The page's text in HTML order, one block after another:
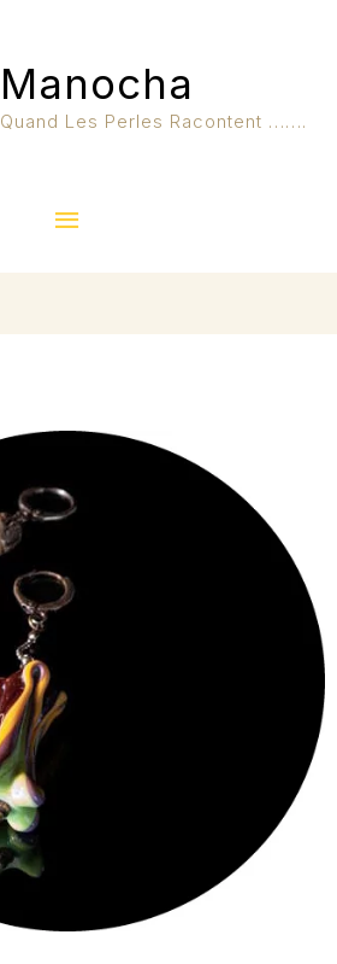
Manocha
Quand Les Perles Racontent …….
Principal